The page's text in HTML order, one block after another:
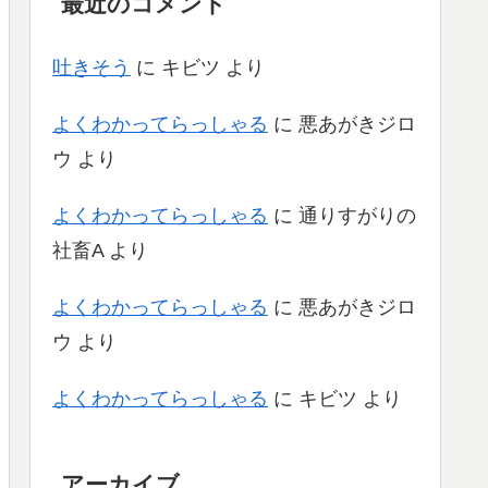
吐きそう に キビツ より
よくわかってらっしゃる に 悪あがきジロ
ウ より
よくわかってらっしゃる に 通りすがりの
社畜Aより
よくわかってらっしゃる に 悪あがきジロ
ウ より
よくわかってらっしゃる に キビツ より